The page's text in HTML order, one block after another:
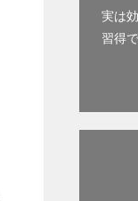
実は
習得